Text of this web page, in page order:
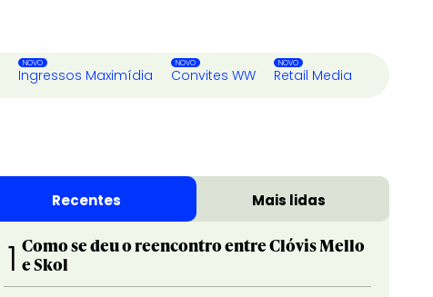
Ingressos Maximídia Convites WW Retail Media
Recentes Mais lidas
1 Como se deu o reencontro entre Clóvis Mello
e Skol